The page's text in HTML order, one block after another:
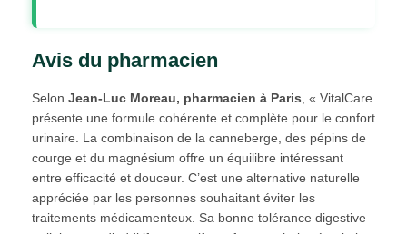
Avis du pharmacien
Selon Jean-Luc Moreau, pharmacien à Paris , « VitalCare
présente une formule cohérente et complète pour le confort
urinaire. La combinaison de la canneberge, des pépins de
courge et du magnésium offre un équilibre intéressant
entre efficacité et douceur. C’est une alternative naturelle
appréciée par les personnes souhaitant éviter les
traitements médicamenteux. Sa bonne tolérance digestive